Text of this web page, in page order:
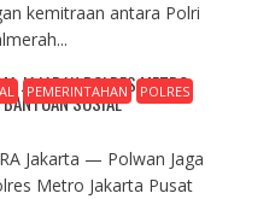
kemitraan antara Polri
PEMERINTAHAN POLRES
JAJARAN POLRES METRO
SOSIAL
Jakarta — Polwan Jaga
Metro Jakarta Pusat